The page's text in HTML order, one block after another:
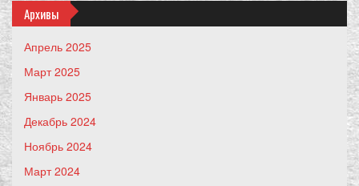
Архивы
Апрель 2025
Март 2025
Январь 2025
Декабрь 2024
Ноябрь 2024
Март 2024